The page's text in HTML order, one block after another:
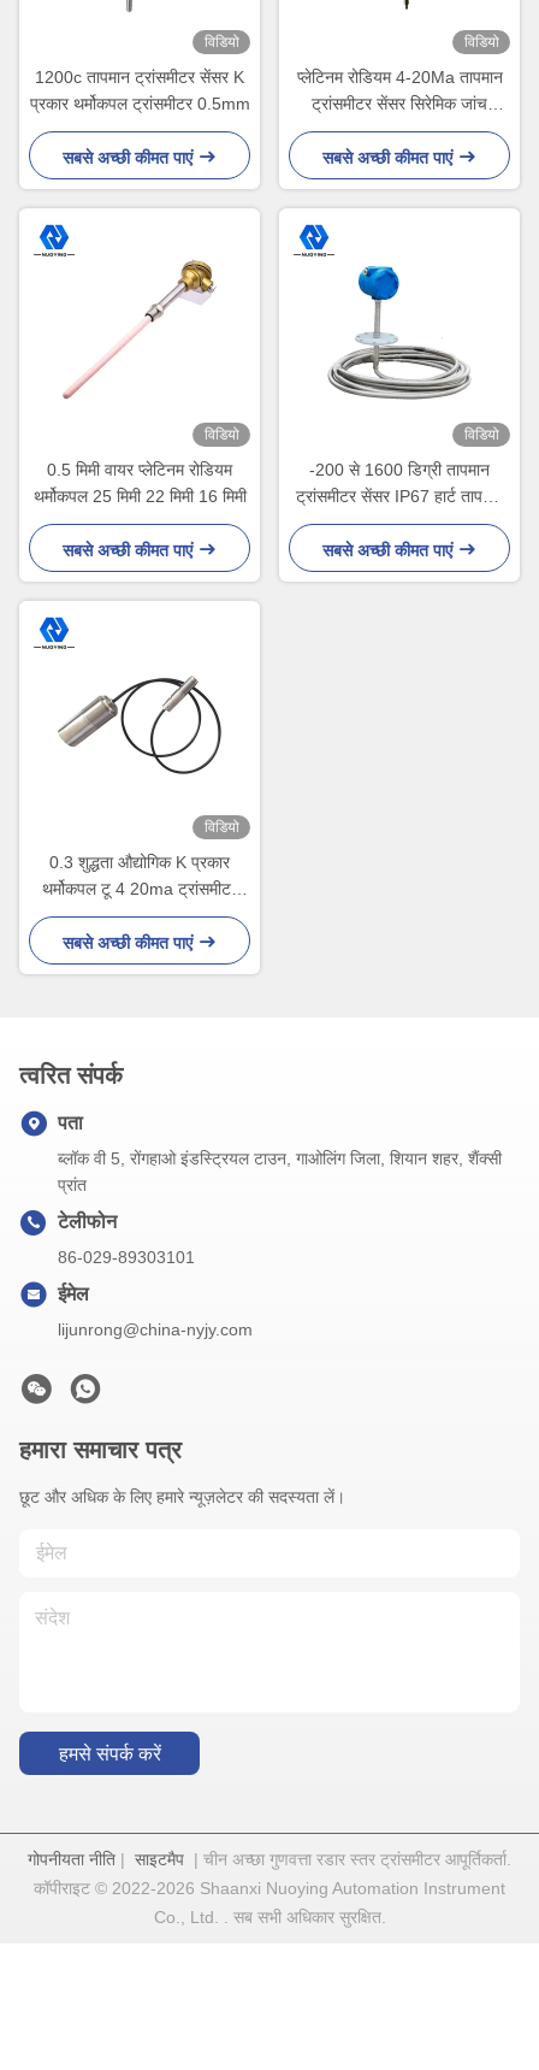
विडियो
1200c तापमान ट्रांसमीटर सेंसर K
प्रकार थर्मोकपल ट्रांसमीटर 0.5mm
सबसे अच्छी कीमत पाएं
विडियो
प्लेटिनम रोडियम 4-20Ma तापमान
ट्रांसमीटर सेंसर सिरेमिक जांच
थर्मोकपल तापमान ट्रांसमीटर
सबसे अच्छी कीमत पाएं
विडियो
0.5 मिमी वायर प्लेटिनम रोडियम
थर्मोकपल 25 मिमी 22 मिमी 16 मिमी
सबसे अच्छी कीमत पाएं
विडियो
-200 से 1600 डिग्री तापमान
ट्रांसमीटर सेंसर IP67 हार्ट तापमान
ट्रांसमीटर
सबसे अच्छी कीमत पाएं
विडियो
0.3 शुद्धता औद्योगिक K प्रकार
थर्मोकपल टू 4 20ma ट्रांसमीटर
-20 से 400 डिग्री
सबसे अच्छी कीमत पाएं
त्वरित संपर्क
पता
ब्लॉक वी 5, रोंगहाओ इंडस्ट्रियल टाउन, गाओलिंग जिला, शियान शहर, शैंक्सी
प्रांत
टेलीफोन
86-029-89303101
ईमेल
lijunrong@china-nyjy.com
हमारा समाचार पत्र
छूट और अधिक के लिए हमारे न्यूज़लेटर की सदस्यता लें।
हमसे संपर्क करें
गोपनीयता नीति | साइटमैप | चीन अच्छा गुणवत्ता रडार स्तर ट्रांसमीटर आपूर्तिकर्ता.
कॉपीराइट © 2022-2026 Shaanxi Nuoying Automation Instrument
Co., Ltd. . सब सभी अधिकार सुरक्षित.